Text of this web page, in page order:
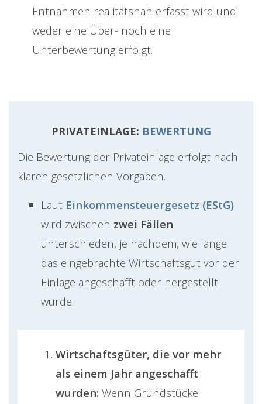
Entnahmen realitätsnah erfasst wird und
weder eine Über- noch eine
Unterbewertung erfolgt.
PRIVATEINLAGE: BEWERTUNG
Die Bewertung der Privateinlage erfolgt nach
klaren gesetzlichen Vorgaben.
Laut Einkommensteuergesetz (EStG)
wird zwischen zwei Fällen
unterschieden, je nachdem, wie lange
das eingebrachte Wirtschaftsgut vor der
Einlage angeschafft oder hergestellt
wurde.
Wirtschaftsgüter, die vor mehr
als einem Jahr angeschafft
wurden: Wenn Grundstücke